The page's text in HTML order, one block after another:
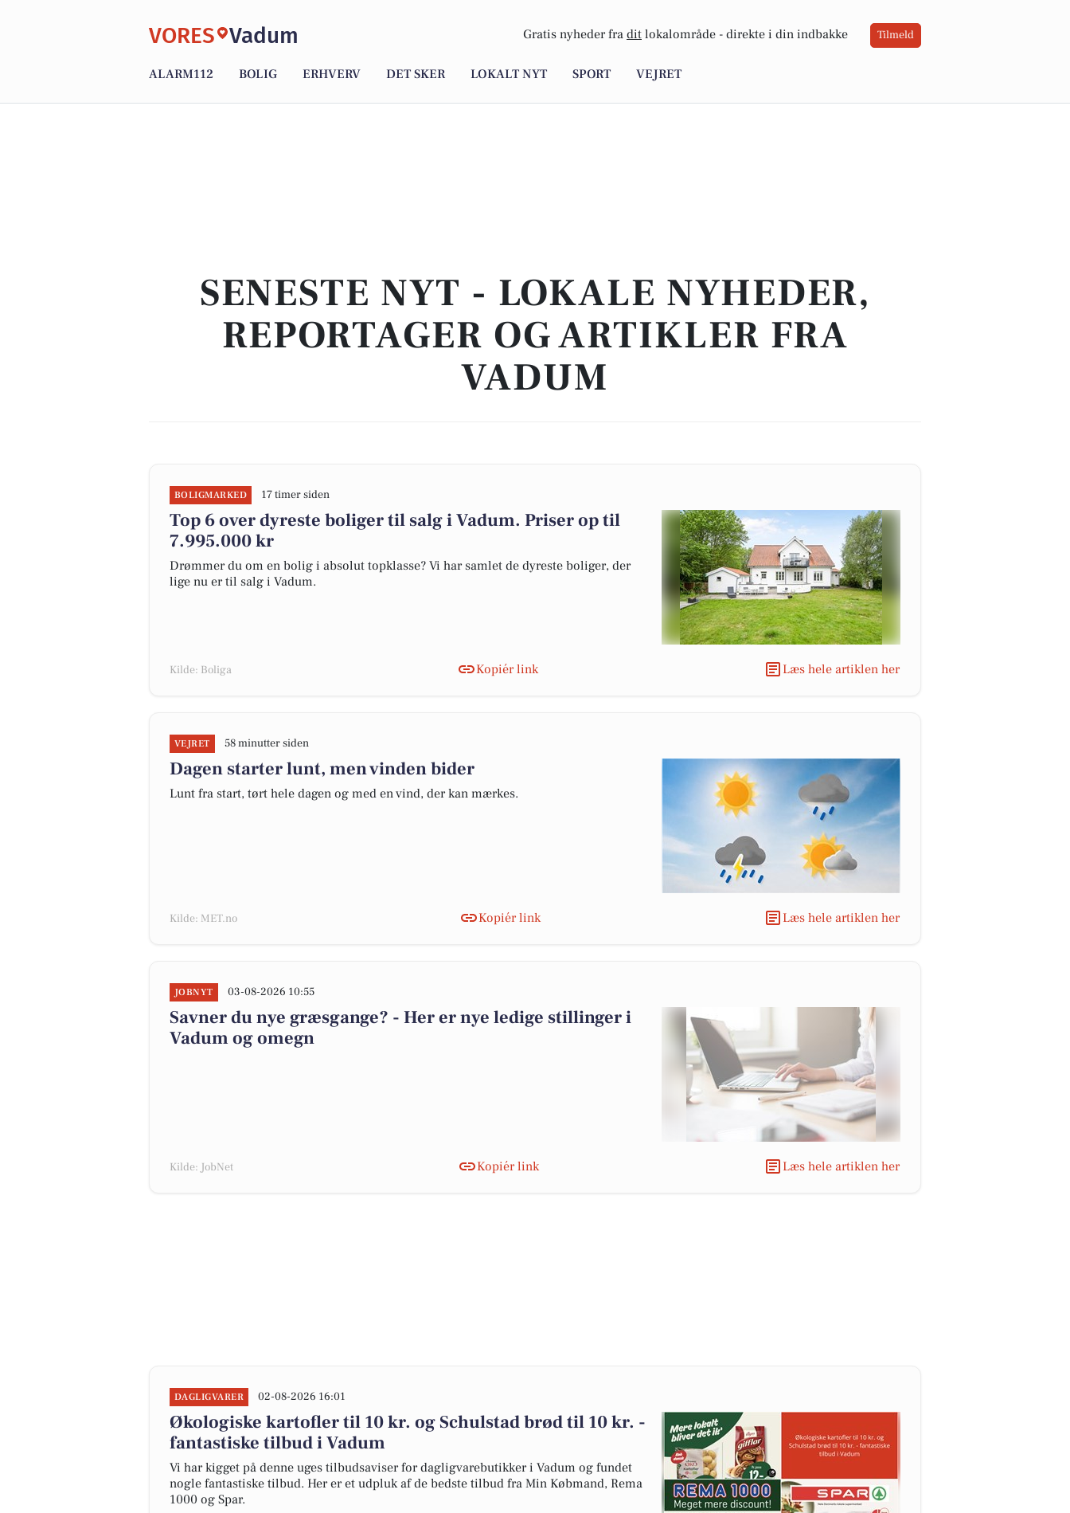
VORES Vadum Gratis nyheder fra dit lokalområde - direkte i din indbakke Tilmeld
ALARM112 BOLIG ERHVERV DET SKER LOKALT NYT SPORT VEJRET
SENESTE NYT - LOKALE NYHEDER,
REPORTAGER OG ARTIKLER FRA
VADUM
BOLIGMARKED 17 timer siden
Top 6 over dyreste boliger til salg i Vadum. Priser op til
7.995.000 kr
Drømmer du om en bolig i absolut topklasse? Vi har samlet de dyreste boliger, der
lige nu er til salg i Vadum.
Kilde: Boliga Kopiér link Læs hele artiklen her
VEJRET 58 minutter siden
Dagen starter lunt, men vinden bider
Lunt fra start, tørt hele dagen og med en vind, der kan mærkes.
Kilde: MET.no Kopiér link Læs hele artiklen her
JOBNYT 03-08-2026 10:55
Savner du nye græsgange? - Her er nye ledige stillinger i
Vadum og omegn
Kilde: JobNet Kopiér link Læs hele artiklen her
DAGLIGVARER 02-08-2026 16:01
Økologiske kartofler til 10 kr. og Schulstad brød til 10 kr. -
fantastiske tilbud i Vadum
Vi har kigget på denne uges tilbudsaviser for dagligvarebutikker i Vadum og fundet
nogle fantastiske tilbud. Her er et udpluk af de bedste tilbud fra Min Købmand, Rema
1000 og Spar.